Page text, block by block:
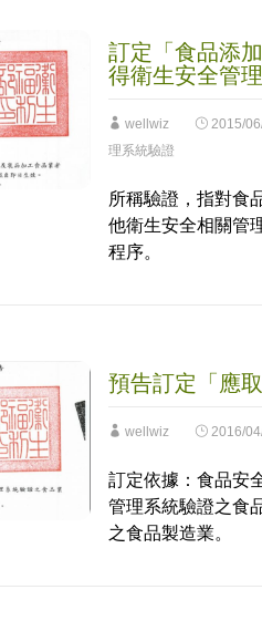
訂定「食品添
得衛生安全管
wellwiz 2015/
理系統驗證
所稱驗證，指對食
他衛生安全相關管
程序。
預告訂定「應
wellwiz 2016/
訂定依據：食品安
管理系統驗證之食
之食品製造業。